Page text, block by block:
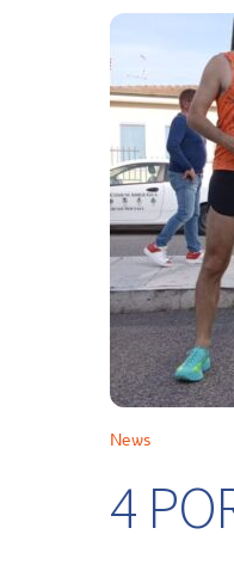
News
4